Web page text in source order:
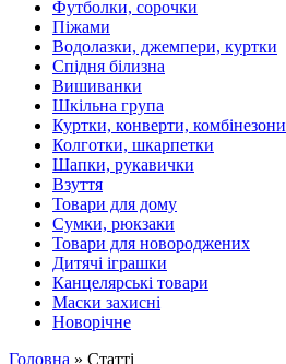
Футболки, сорочки
Піжами
Водолазки, джемпери, куртки
Спідня білизна
Вишиванки
Шкільна група
Куртки, конверти, комбінезони
Колготки, шкарпетки
Шапки, рукавички
Взуття
Товари для дому
Сумки, рюкзаки
Товари для новороджених
Дитячі іграшки
Канцелярські товари
Маски захисні
Новорічне
Головна » Статті